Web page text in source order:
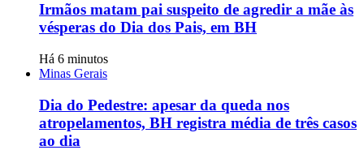
Irmãos matam pai suspeito de agredir a mãe às
vésperas do Dia dos Pais, em BH
Há 6 minutos
Minas Gerais
Dia do Pedestre: apesar da queda nos
atropelamentos, BH registra média de três casos
ao dia